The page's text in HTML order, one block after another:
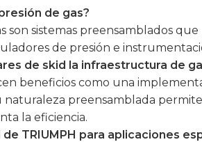
de gas?
son sistemas preensamblados
de presión e
de skid la infraestructura de
beneficios como una
naturaleza preensamblada
la eficiencia.
TRIUMPH para aplicaciones